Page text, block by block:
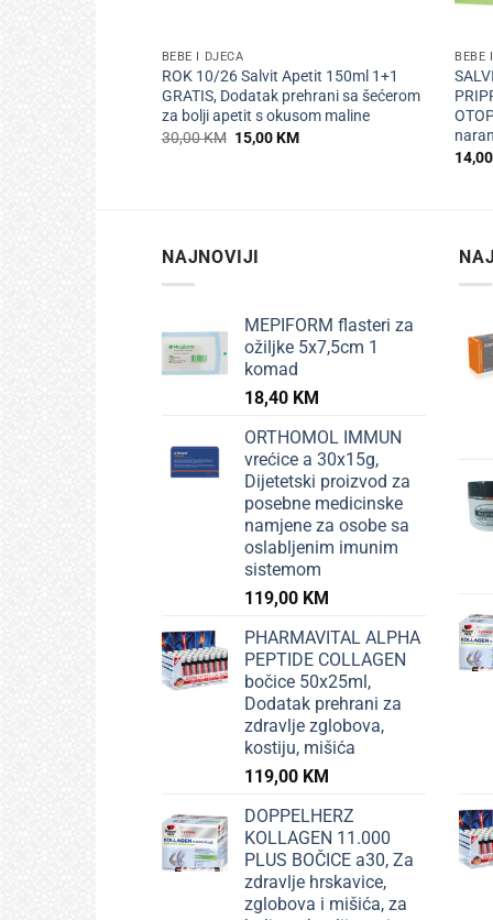
BEBE I DJECA
ROK 10/26 Salvit Apetit 150ml 1+1
GRATIS, Dodatak prehrani sa šećerom
za bolji apetit s okusom maline
30,00KM Izvorna
15,00KMTrenutna
BEBE
NAJNOVIJI
MEPIFORM flasteri za
ožiljke 5x7,5cm 1
komad
18,40 KM
ORTHOMOL IMMUN
vrećice a 30x15g,
Dijetetski proizvod za
posebne medicinske
namjene za osobe sa
oslabljenim imunim
sistemom
119,00 KM
PHARMAVITAL ALPHA
PEPTIDE COLLAGEN
bočice 50x25ml,
Dodatak prehrani za
zdravlje zglobova,
kostiju, mišića
119,00 KM
DOPPELHERZ
KOLLAGEN 11.000
PLUS BOČICE a30, Za
zdravlje hrskavice,
zglobova i mišića, za